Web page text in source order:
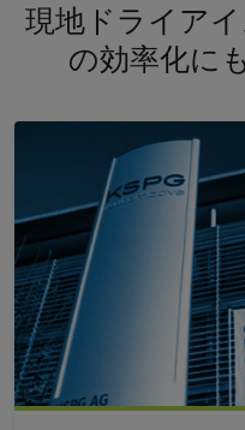
現地ドライア
の効率化に